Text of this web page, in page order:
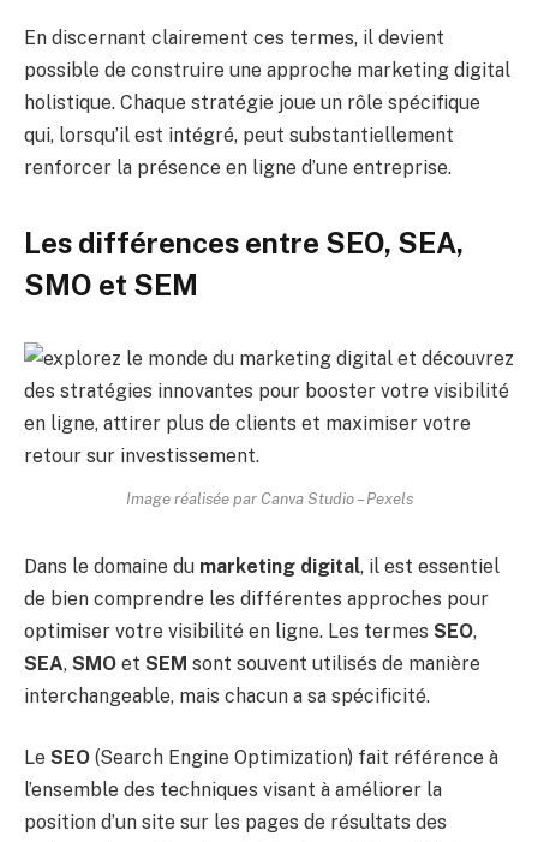
En discernant clairement ces termes, il devient
possible de construire une approche marketing digital
holistique. Chaque stratégie joue un rôle spécifique
qui, lorsqu’il est intégré, peut substantiellement
renforcer la présence en ligne d’une entreprise.
Les différences entre SEO, SEA,
SMO et SEM
Image réalisée par Canva Studio – Pexels
Dans le domaine du marketing digital, il est essentiel
de bien comprendre les différentes approches pour
optimiser votre visibilité en ligne. Les termes SEO,
SEA, SMO et SEM sont souvent utilisés de manière
interchangeable, mais chacun a sa spécificité.
Le SEO (Search Engine Optimization) fait référence à
l’ensemble des techniques visant à améliorer la
position d’un site sur les pages de résultats des